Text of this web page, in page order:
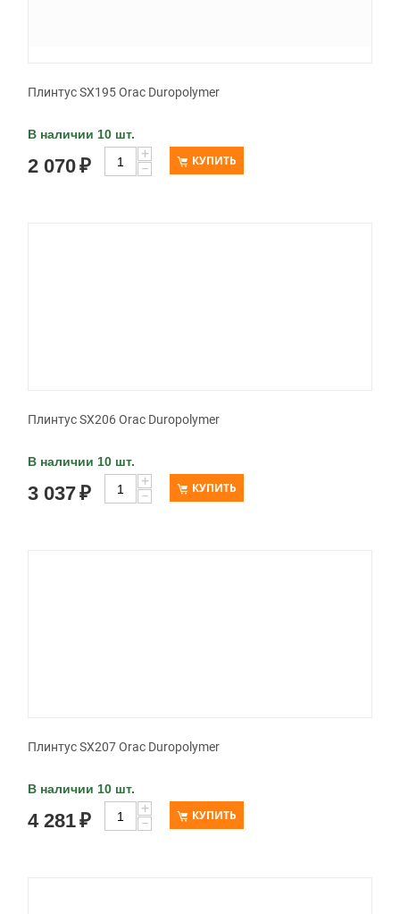
Плинтус SX195 Orac Duropolymer
В наличии 10 шт.
2 070₽
+
−
КУПИТЬ
Плинтус SX206 Orac Duropolymer
В наличии 10 шт.
3 037₽
+
−
КУПИТЬ
Плинтус SX207 Orac Duropolymer
В наличии 10 шт.
4 281₽
+
−
КУПИТЬ